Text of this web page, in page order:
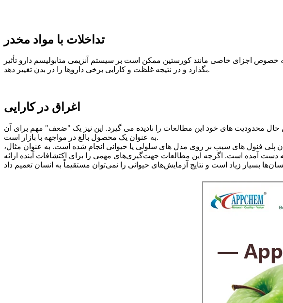
تداخلات با مواد مخدر
خصوص اجزای خاصی مانند کورستین ممکن است بر سیستم آنزیمی متابولیسم دارو تأثیر
بگذارد و در نتیجه غلظت و کارایی برخی داروها را در بدن تغییر دهد.
اغراق در کارایی
حال محدودیت های خود این مطالعات را نادیده می گیرد. این نیز یک "ضعف" مهم برای آن
به عنوان یک محصول بالغ در مواجهه با بازار است.
پلی فنول های سیب بر روی مدل های سلولی یا حیوانی انجام شده است. به عنوان مثال،
دست آمده است. اگرچه این مطالعات جهت‌گیری‌های مهمی را برای اکتشافات آینده ارائه